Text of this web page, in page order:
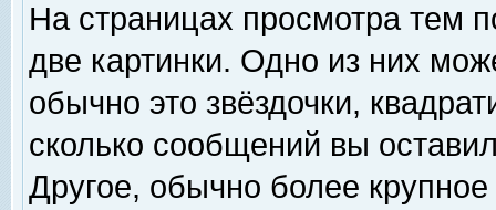
На страницах просмотра тем
две картинки. Одно из них
обычно это звёздочки,
сколько сообщений вы
Другое, обычно более